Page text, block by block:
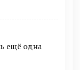
ещё одна